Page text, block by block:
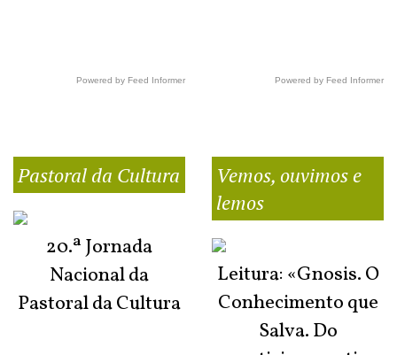
Powered by Feed Informer Powered by Feed Informer
Pastoral da Cultura
20.ª Jornada
Nacional da
Pastoral da Cultura
Vemos, ouvimos e
lemos
Leitura: «Gnosis. O
Conhecimento que
Salva. Do